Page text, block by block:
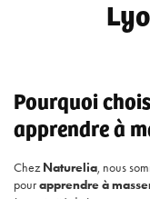
Pourquoi
apprendre à
ChezNaturelia, nous
pourapprendre à